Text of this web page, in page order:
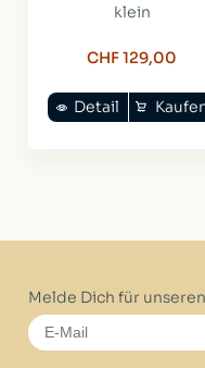
klein
CHF 129,00
Detail
Melde Dich für